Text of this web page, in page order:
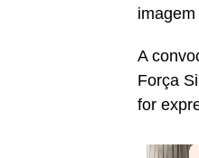
A
Força
for